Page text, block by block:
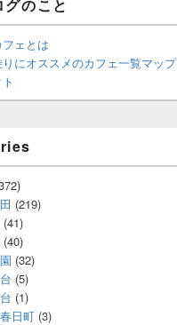
のこと
ェとは
にオススメのカフェ一覧マップ
(219)
(41)
(40)
(32)
(5)
(1)
日町(3)